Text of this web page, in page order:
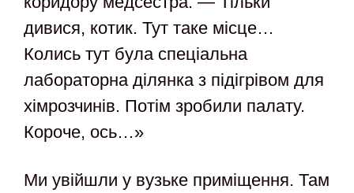
дивися, котик. Тут таке місце…
Колись тут була спеціальна
лабораторна ділянка з підігрівом для
хімрозчинів. Потім зробили палату.
Короче, ось…»
Ми увійшли у вузьке приміщення. Там